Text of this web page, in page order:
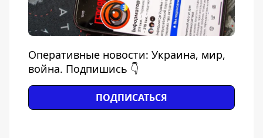
Оперативные новости: Украина, мир,
война. Подпишись 👇
ПОДПИСАТЬСЯ